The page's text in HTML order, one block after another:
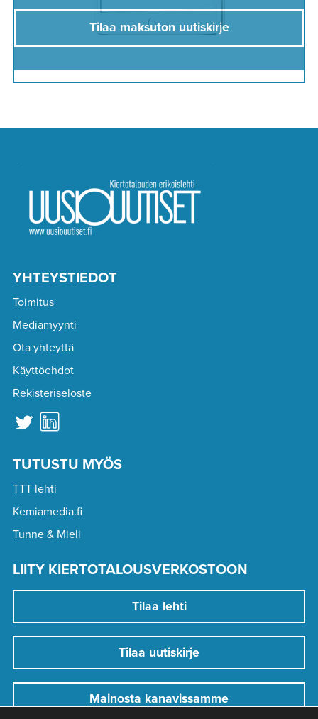
Tilaa maksuton uutiskirje
YHTEYSTIEDOT
Toimitus
Mediamyynti
Ota yhteyttä
Käyttöehdot
Rekisteriseloste
TUTUSTU MYÖS
TTT-lehti
Kemiamedia.fi
Tunne & Mieli
LIITY KIERTOTALOUSVERKOSTOON
Tilaa lehti
Tilaa uutiskirje
Mainosta kanavissamme